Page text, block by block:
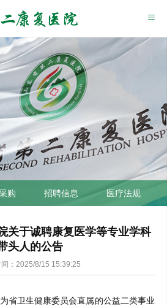
购 招聘信息 医疗法规
关于诚聘康复医学等专业学科
头人的公告
：2025/8/15 15:39:25
省卫生健康委员会直属的公益二类事业